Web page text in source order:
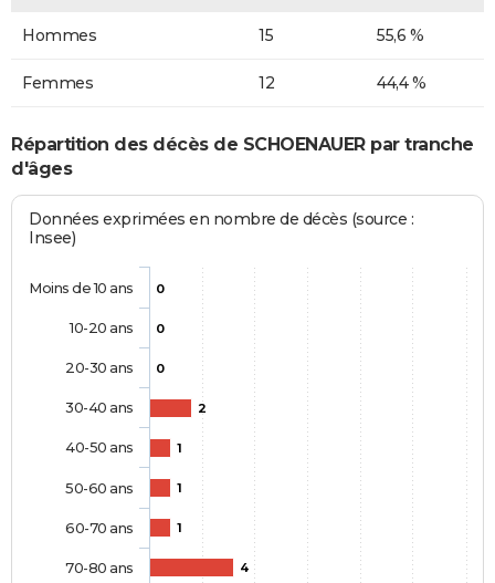
Hommes 15 55,6 %
Femmes 12 44,4 %
Répartition des décès de SCHOENAUER par tranche
d'âges
Données exprimées en nombre de décès (source :
Insee)
0
0
0
2
1
1
1
4
Moins de 10 ans
10-20 ans
20-30 ans
30-40 ans
40-50 ans
50-60 ans
60-70 ans
70-80 ans